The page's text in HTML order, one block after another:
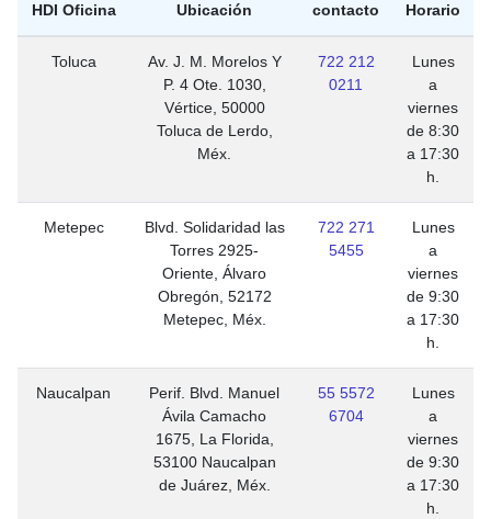
HDI Oficina Ubicación
contacto
Horario
Toluca
Av. J. M. Morelos Y
P. 4 Ote. 1030,
Vértice, 50000
Toluca de Lerdo,
Méx.
722 212
0211
Lunes
a
viernes
de 8:30
a 17:30
h.
Metepec
Blvd. Solidaridad las
Torres 2925-
Oriente, Álvaro
Obregón, 52172
Metepec, Méx.
722 271
5455
Lunes
a
viernes
de 9:30
a 17:30
h.
Naucalpan
Perif. Blvd. Manuel
Ávila Camacho
1675, La Florida,
53100 Naucalpan
de Juárez, Méx.
55 5572
6704
Lunes
a
viernes
de 9:30
a 17:30
h.